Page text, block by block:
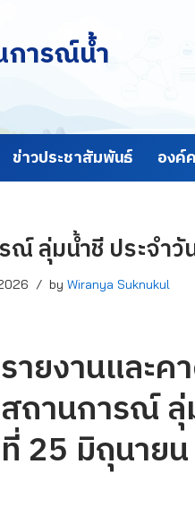
การณ์น้ำ
ข่าวประชาสัมพันธ์ องค์
ลุ่มน้ำชี ประจำ
by Wiranya Suknukul
รายงานและ
สถานการณ์ ลุ่
ที่ 25 มิถุนาย